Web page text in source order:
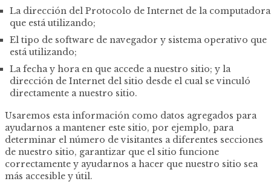
La dirección del Protocolo de Internet de la computadora
que está utilizando;
El tipo de software de navegador y sistema operativo que
está utilizando;
La fecha y hora en que accede a nuestro sitio; y la
dirección de Internet del sitio desde el cual se vinculó
directamente a nuestro sitio.
Usaremos esta información como datos agregados para
ayudarnos a mantener este sitio, por ejemplo, para
determinar el número de visitantes a diferentes secciones
de nuestro sitio, garantizar que el sitio funcione
correctamente y ayudarnos a hacer que nuestro sitio sea
más accesible y útil.